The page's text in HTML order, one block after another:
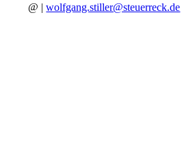
@ |wolfgang.stiller@steuerreck.de